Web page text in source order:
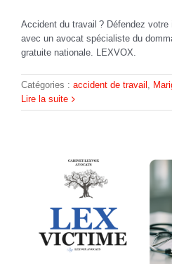
Accident du travail ? Défendez
avec un avocat spécialiste du
gratuite nationale. LEXVOX.
Catégories : accident de travail ,
Lire la suite